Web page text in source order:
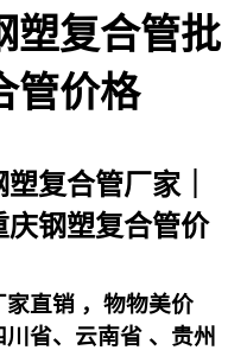
塑复合管批
管价格
复合管厂家｜
钢塑复合管价
家直销 ，物物美价
川省、云南省 、贵州